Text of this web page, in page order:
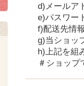
d)メールア
e)パスワー
f)配送先情
g)当ショッ
h)上記を組
＃ショッ